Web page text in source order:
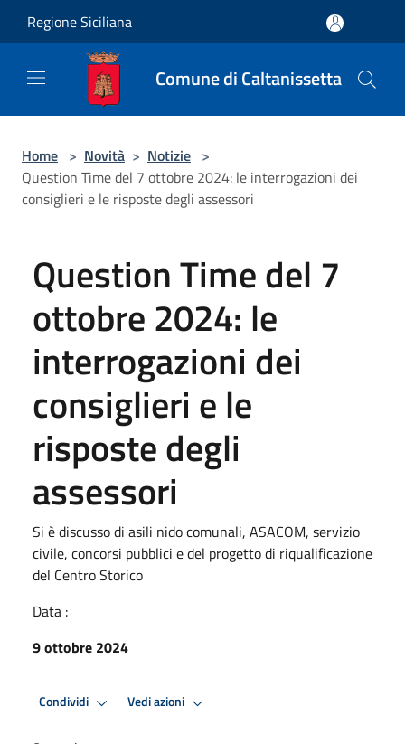
Regione Siciliana
Comune di Caltanissetta
Home > Novità > Notizie >
Question Time del 7 ottobre 2024: le interrogazioni dei
consiglieri e le risposte degli assessori
Question Time del 7
ottobre 2024: le
interrogazioni dei
consiglieri e le
risposte degli
assessori
Si è discusso di asili nido comunali, ASACOM, servizio
civile, concorsi pubblici e del progetto di riqualificazione
del Centro Storico
Data :
9 ottobre 2024
Condividi Vedi azioni